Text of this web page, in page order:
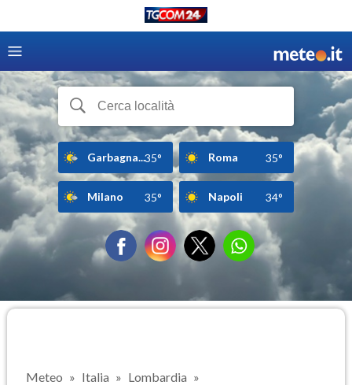
Garbagna...35° Roma 35°
Milano 35° Napoli 34°
Meteo Italia
Lombardia